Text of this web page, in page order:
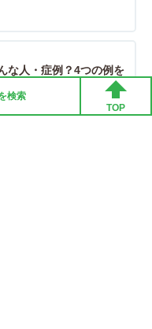
検索
TOP
な人・症例？4つの例を